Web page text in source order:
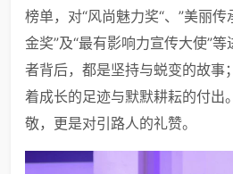
榜单，对“风尚魅力奖“、”美丽传
金奖”及“最有影响力宣传大使”
者背后，都是坚持与蜕变的故事
着成长的足迹与默默耕耘的付出
敬，更是对引路人的礼赞。